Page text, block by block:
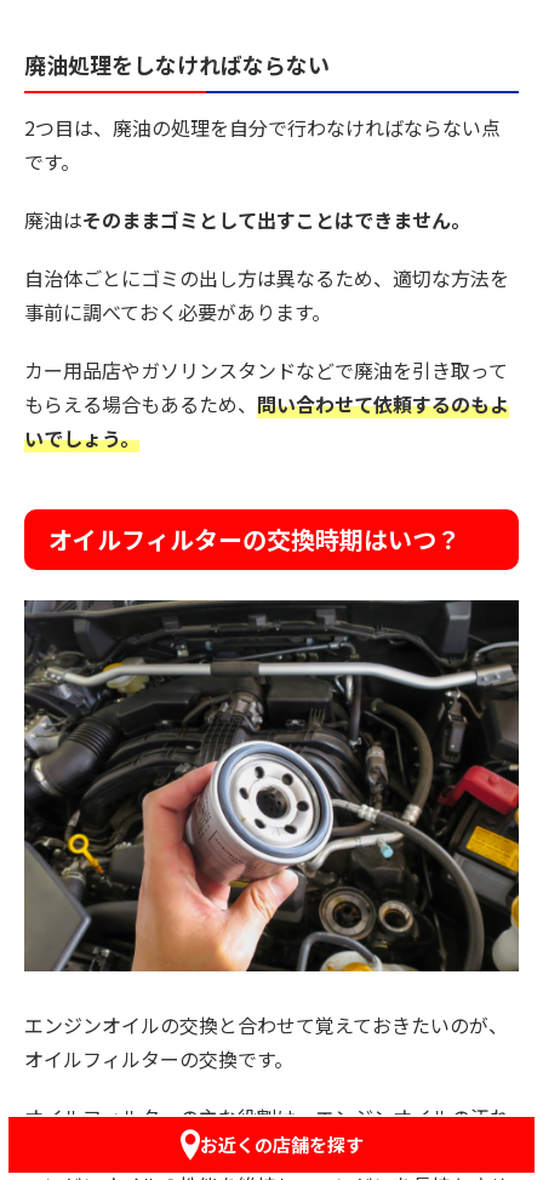
廃油処理をしなければならない
2つ目は、廃油の処理を自分で行わなければならない点
です。
廃油はそのままゴミとして出すことはできません。
自治体ごとにゴミの出し方は異なるため、適切な方法を
事前に調べておく必要があります。
カー用品店やガソリンスタンドなどで廃油を引き取って
もらえる場合もあるため、 問い合わせて依頼するのもよ
いでしょう。
オイルフィルターの交換時期はいつ？
エンジンオイルの交換と合わせて覚えておきたいのが、
オイルフィルターの交換です。
オイルフィルターの主な役割は、エンジンオイルの汚れ
をろ過することです。お近くの店舗を探す